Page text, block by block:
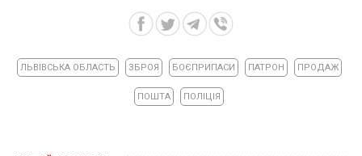
ЛЬВІВСЬКА ОБЛАСТЬ ЗБРОЯ БОЄПРИПАСИ ПАТРОН ПРОДАЖ
ПОШТА ПОЛІЦІЯ